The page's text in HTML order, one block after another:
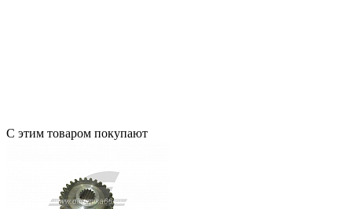
С этим товаром покупают